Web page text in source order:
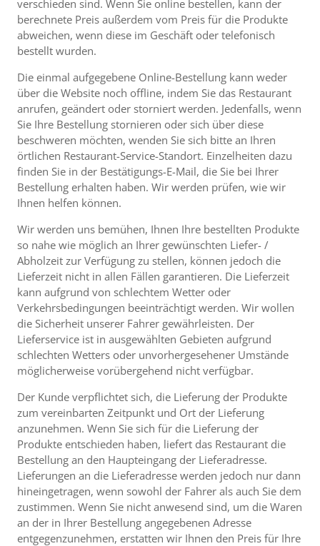
verschieden sind. Wenn Sie online bestellen, kann der
berechnete Preis außerdem vom Preis für die Produkte
abweichen, wenn diese im Geschäft oder telefonisch
bestellt wurden.
Die einmal aufgegebene Online-Bestellung kann weder
über die Website noch offline, indem Sie das Restaurant
anrufen, geändert oder storniert werden. Jedenfalls, wenn
Sie Ihre Bestellung stornieren oder sich über diese
beschweren möchten, wenden Sie sich bitte an Ihren
örtlichen Restaurant-Service-Standort. Einzelheiten dazu
finden Sie in der Bestätigungs-E-Mail, die Sie bei Ihrer
Bestellung erhalten haben. Wir werden prüfen, wie wir
Ihnen helfen können.
Wir werden uns bemühen, Ihnen Ihre bestellten Produkte
so nahe wie möglich an Ihrer gewünschten Liefer- /
Abholzeit zur Verfügung zu stellen, können jedoch die
Lieferzeit nicht in allen Fällen garantieren. Die Lieferzeit
kann aufgrund von schlechtem Wetter oder
Verkehrsbedingungen beeinträchtigt werden. Wir wollen
die Sicherheit unserer Fahrer gewährleisten. Der
Lieferservice ist in ausgewählten Gebieten aufgrund
schlechten Wetters oder unvorhergesehener Umstände
möglicherweise vorübergehend nicht verfügbar.
Der Kunde verpflichtet sich, die Lieferung der Produkte
zum vereinbarten Zeitpunkt und Ort der Lieferung
anzunehmen. Wenn Sie sich für die Lieferung der
Produkte entschieden haben, liefert das Restaurant die
Bestellung an den Haupteingang der Lieferadresse.
Lieferungen an die Lieferadresse werden jedoch nur dann
hineingetragen, wenn sowohl der Fahrer als auch Sie dem
zustimmen. Wenn Sie nicht anwesend sind, um die Waren
an der in Ihrer Bestellung angegebenen Adresse
entgegenzunehmen, erstatten wir Ihnen den Preis für Ihre